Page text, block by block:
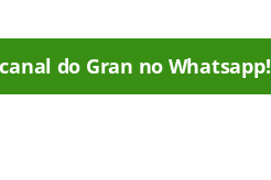
do Gran no Whatsapp!